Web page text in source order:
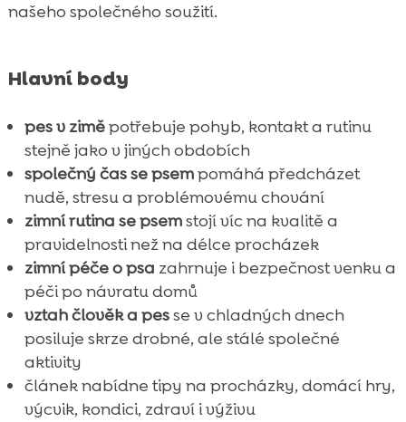
našeho společného soužití.
Hlavní body
pes v ziměpotřebuje pohyb, kontakt a rutinu
stejně jako v jiných obdobích
společný čas se psempomáhá předcházet
nudě, stresu a problémovému chování
zimní rutina se psemstojí víc na kvalitě a
pravidelnosti než na délce procházek
zimní péče o psa zahrnuje i bezpečnost venku a
péči po návratu domů
vztah člověk a pesse v chladných dnech
posiluje skrze drobné, ale stálé společné
aktivity
článek nabídne tipy na procházky, domácí hry,
výcvik, kondici, zdraví i výživu